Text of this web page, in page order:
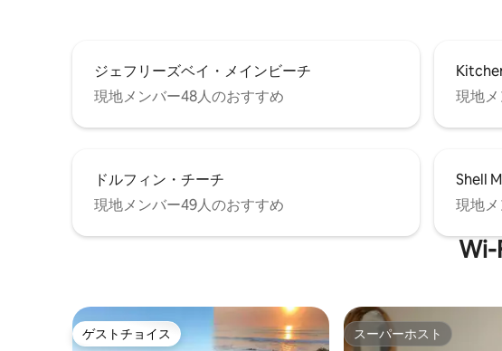
ジェフリーズベイ・メインビーチ
現地メンバー48人のおすすめ
現地
ドルフィン・チーチ
現地メンバー49人のおすすめ
Shell
現地
Wi-
ゲストチョイス
ゲストチョイス スーパーホスト
スーパーホスト